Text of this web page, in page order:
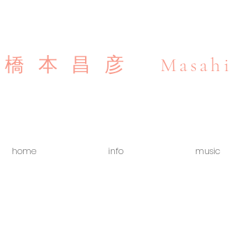
橋本昌彦
home info music